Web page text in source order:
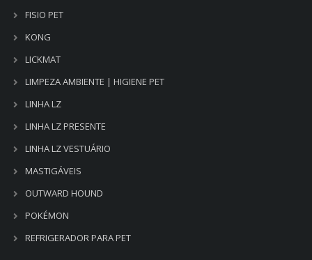
FISIO PET
KONG
LICKMAT
LIMPEZA AMBIENTE | HIGIENE PET
LINHA LZ
LINHA LZ PRESENTE
LINHA LZ VESTUÁRIO
MASTIGÁVEIS
OUTWARD HOUND
POKÉMON
REFRIGERADOR PARA PET